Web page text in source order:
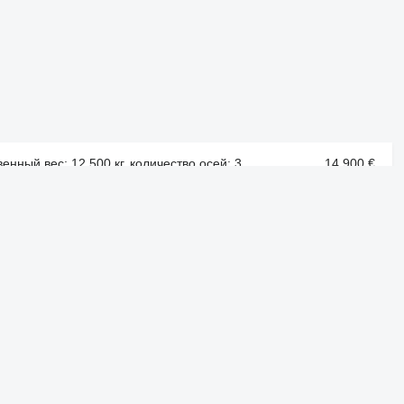
вес: 12 500 кг, количество осей: 3 14 900 €